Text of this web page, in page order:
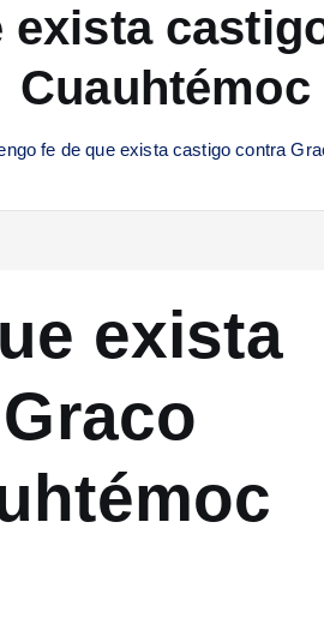
exista
fe de que exista castigo contra
exista